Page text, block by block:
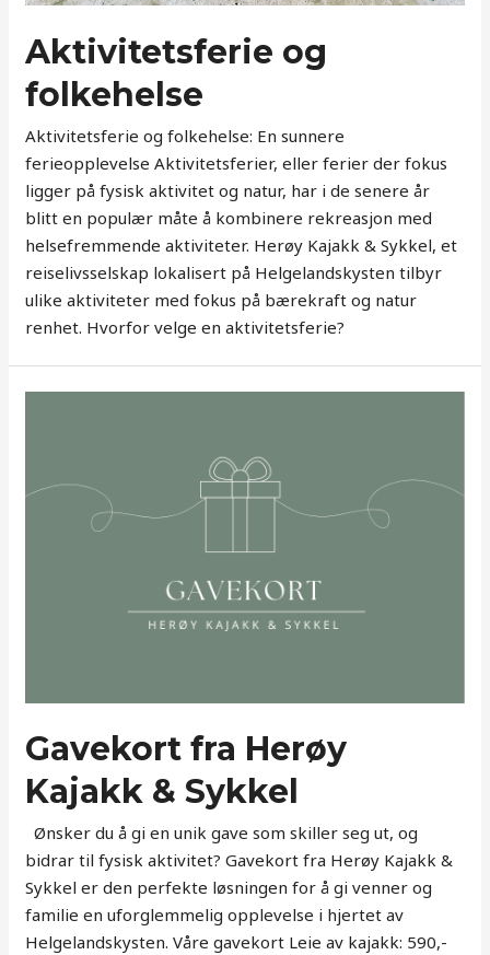
Aktivitetsferie og
folkehelse
Aktivitetsferie og folkehelse: En sunnere
ferieopplevelse Aktivitetsferier, eller ferier der fokus
ligger på fysisk aktivitet og natur, har i de senere år
blitt en populær måte å kombinere rekreasjon med
helsefremmende aktiviteter. Herøy Kajakk & Sykkel, et
reiselivsselskap lokalisert på Helgelandskysten tilbyr
ulike aktiviteter med fokus på bærekraft og natur
renhet. Hvorfor velge en aktivitetsferie?
Gavekort fra Herøy
Kajakk & Sykkel
Ønsker du å gi en unik gave som skiller seg ut, og
bidrar til fysisk aktivitet? Gavekort fra Herøy Kajakk &
Sykkel er den perfekte løsningen for å gi venner og
familie en uforglemmelig opplevelse i hjertet av
Helgelandskysten. Våre gavekort Leie av kajakk: 590,-